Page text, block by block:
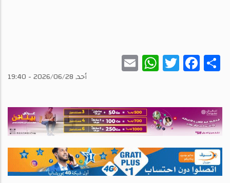
Share
Facebook
Twitter
WhatsAppأحد, 2026/06/28 - 19:40